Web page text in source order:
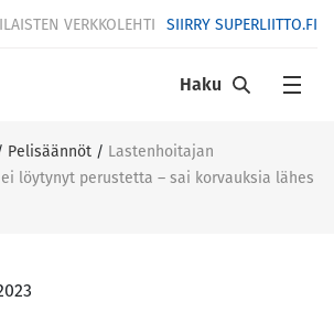
VERKKOLEHTI SIIRRY SUPERLIITTO.FI
Haku
Pelisäännöt / Lastenhoitajan
löytynyt perustetta – sai korvauksia lähes